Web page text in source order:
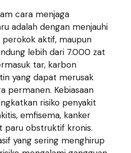
cara menjaga
adalah dengan menjauhi
perokok aktif, maupun
lebih dari 7.000 zat
tar, karbon
yang dapat merusak
permanen. Kebiasaan
risiko penyakit
emfisema, kanker
paru obstruktif kronis.
yang sering menghirup